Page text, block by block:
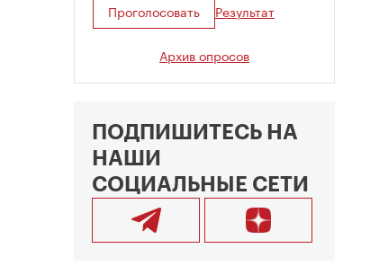
Проголосовать Результат
Архив опросов
ПОДПИШИТЕСЬ НА
НАШИ
СОЦИАЛЬНЫЕ СЕТИ